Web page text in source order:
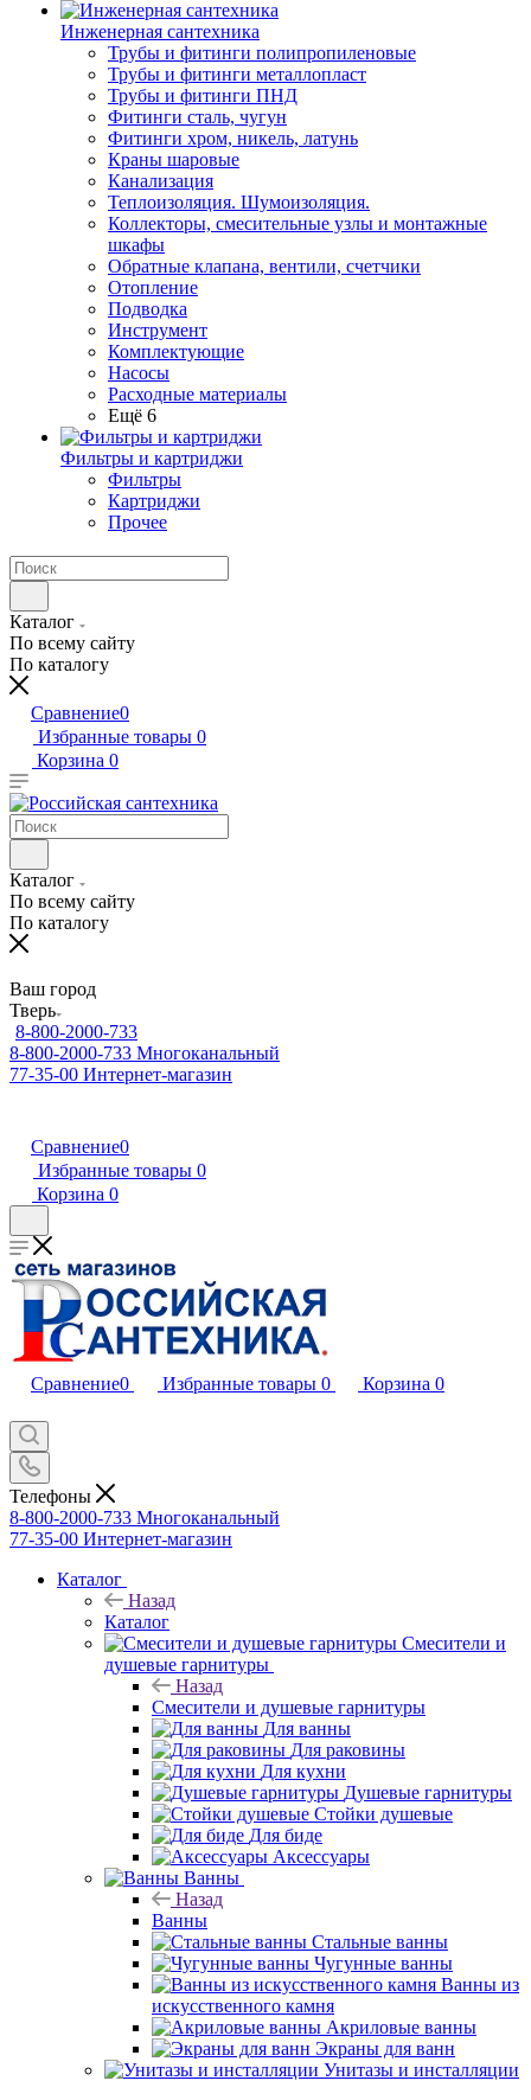
Инженерная сантехника
Трубы и фитинги полипропиленовые
Трубы и фитинги металлопласт
Трубы и фитинги ПНД
Фитинги сталь, чугун
Фитинги хром, никель, латунь
Краны шаровые
Канализация
Теплоизоляция. Шумоизоляция.
Коллекторы, смесительные узлы и монтажные
шкафы
Обратные клапана, вентили, счетчики
Отопление
Подводка
Инструмент
Комплектующие
Насосы
Расходные материалы
Ещё 6
Фильтры и картриджи
Фильтры
Картриджи
Прочее
Каталог
По всему сайту
По каталогу
Сравнение0
Избранные товары 0
Корзина 0
Каталог
По всему сайту
По каталогу
Ваш город
Тверь
8-800-2000-733
8-800-2000-733 Многоканальный
77-35-00 Интернет-магазин
Сравнение0
Избранные товары 0
Корзина 0
Сравнение0 Избранные товары 0 Корзина 0
Телефоны
8-800-2000-733 Многоканальный
77-35-00 Интернет-магазин
Каталог
Назад
Каталог
Смесители и
душевые гарнитуры
Назад
Смесители и душевые гарнитуры
Для ванны
Для раковины
Для кухни
Душевые гарнитуры
Стойки душевые
Для биде
Аксессуары
Ванны
Назад
Ванны
Стальные ванны
Чугунные ванны
Ванны из
искусственного камня
Акриловые ванны
Экраны для ванн
Унитазы и инсталляции